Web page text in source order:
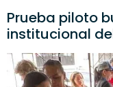
Prueba piloto
institucional